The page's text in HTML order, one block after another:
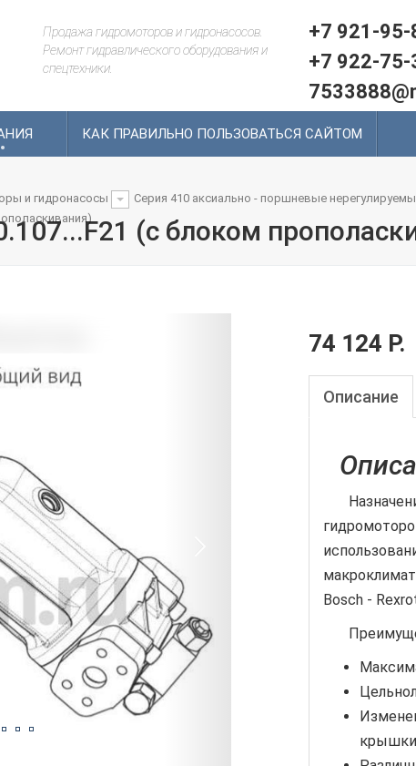
Продажа гидромоторов и гидронасосов.
Ремонт гидравлического оборудования и
спецтехники.
+7 921-
+7 922-
. КАК ПРАВИЛЬНО ПОЛЬЗОВАТЬСЯ САЙТОМ
(с блоком
и гидронасосы
Серия 410 аксиально - поршневые
74 124 Р.
Описание
Bosch -